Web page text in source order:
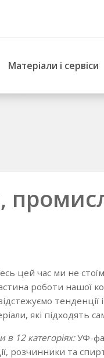
Матеріали і сервіси
цей час ми не
роботи
які підходять
в 12 категоріях:УФ-
розчинники та